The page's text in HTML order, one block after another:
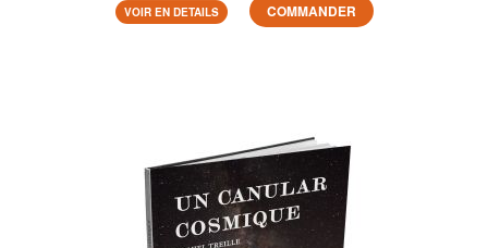
VOIR EN DETAILS COMMANDER